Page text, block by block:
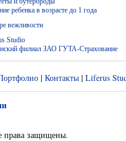
ребенка в возрасте до 1 года
вежливости
Studio
филиал ЗАО ГУТА-Страхование
| Контакты | Liferus
защищены.